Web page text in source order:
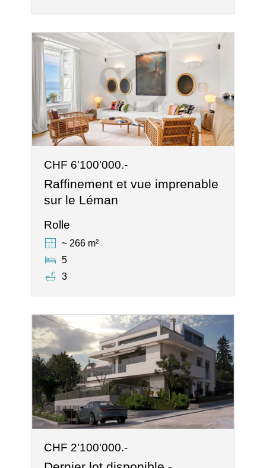
CHF 6'100'000.-
Raffinement et vue imprenable
sur le Léman
Rolle
~ 266 m²
5
3
CHF 2'100'000.-